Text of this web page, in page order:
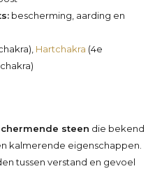
bescherming, aarding en
Hartchakra (4e
steen die bekend
kalmerende eigenschappen.
tussen verstand en gevoel